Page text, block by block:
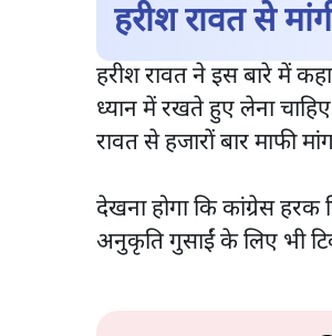
हरीश रावत से
हरीश रावत ने इस बारे में
ध्यान में रखते हुए लेना
रावत से हजारों बार माफी
देखना होगा कि कांग्रेस
अनुकृति गुसाईं के लिए भी